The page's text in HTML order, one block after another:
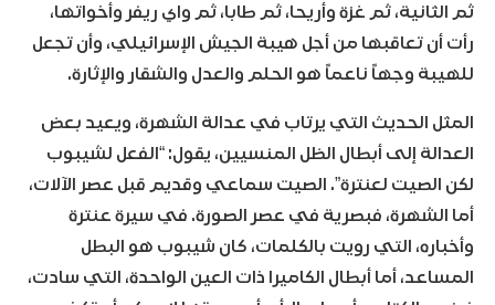
ثم الثانية، ثم غزة وأريحا، ثم طابا، ثم واي ريفر وأخواتها،
رأت أن تعاقبها من أجل هيبة الجيش الإسرائيلي، وأن تجعل
للهيبة وجهاً ناعماً هو الحلم والعدل والشقار والإثارة.
المثل الحديث التي يرتاب في عدالة الشهرة، ويعيد بعض
العدالة إلى أبطال الظل المنسيين، يقول: “الفعل لشيبوب
لكن الصيت لعنترة”. الصيت سماعي وقديم قبل عصر الآلات،
أما الشهرة، فبصرية في عصر الصورة. في سيرة عنترة
وأخباره، التي رويت بالكلمات، كان شيبوب هو البطل
المساعد، أما أبطال الكاميرا ذات العين الواحدة، التي سادت،